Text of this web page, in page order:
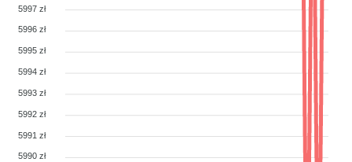
5997 zł
5996 zł
5995 zł
5994 zł
5993 zł
5992 zł
5991 zł
5990 zł